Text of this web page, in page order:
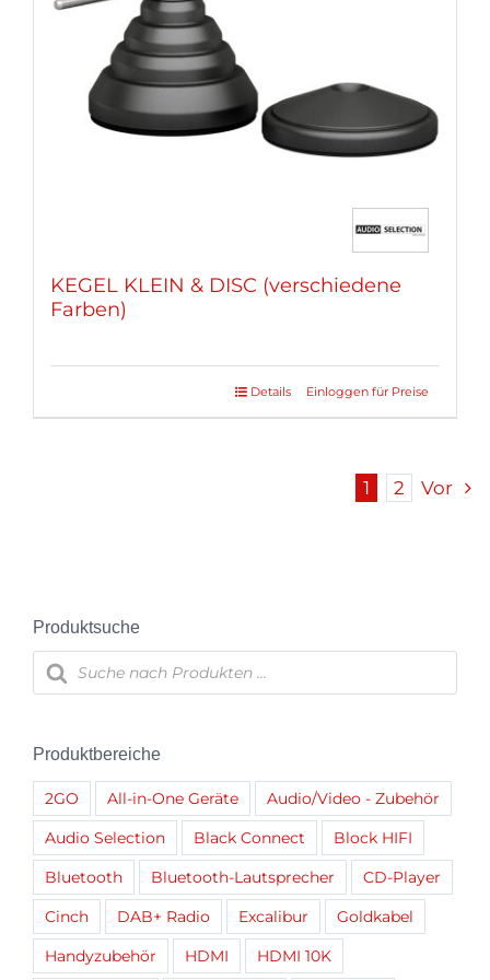
können
Produktseite
gewählt
KEGEL KLEIN & DISC (verschiedene
Farben)
Produkt
können
auf
der
werden
Einloggen für Preise
Details
1 2 Vor
Produktsuche
Products
search
Produktbereiche
2GO All-in-One Geräte
Audio/Video - Zubehör
Audio Selection
Black Connect
Block HIFI
Bluetooth
Bluetooth-Lautsprecher
CD-Player
Cinch
DAB+ Radio Excalibur
Goldkabel
Handyzubehör
HDMI HDMI 10K